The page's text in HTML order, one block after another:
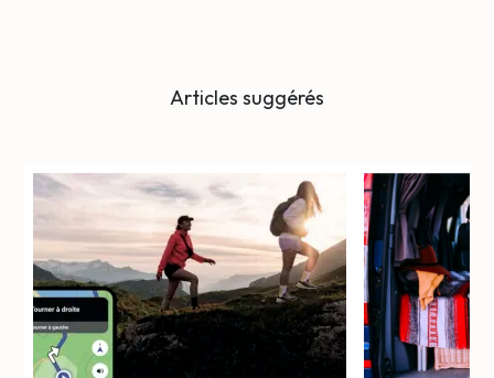
Articles suggérés